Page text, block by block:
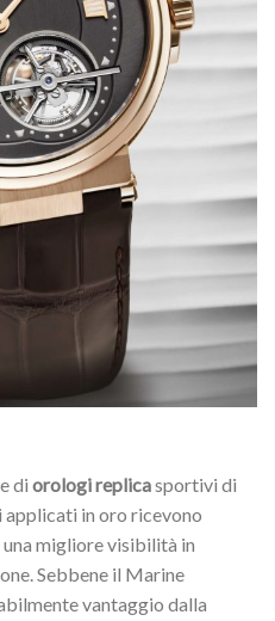
di orologi replicasportivi di
applicati in oro ricevono
migliore visibilità in
Sebbene il Marine
vantaggio dalla